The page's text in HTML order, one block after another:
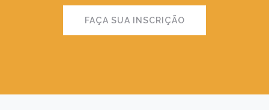
FAÇA SUA INSCRIÇÃO